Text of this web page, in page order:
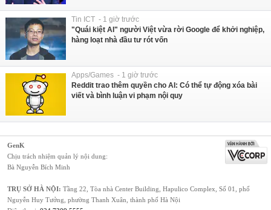
Tin ICT - 1 giờ trước
"Quái kiệt AI" người Việt vừa rời Google để khởi nghiệp,
hàng loạt nhà đầu tư rót vốn
Apps/Games - 1 giờ trước
Reddit trao thêm quyền cho AI: Có thể tự động xóa bài
viết và bình luận vi phạm nội quy
GenK
Chịu trách nhiệm quản lý nội dung:
Bà Nguyễn Bích Minh
TRỤ SỞ HÀ NỘI: Tầng 22, Tòa nhà Center Building, Hapulico Complex, Số 01, phố
Nguyễn Huy Tưởng, phường Thanh Xuân, thành phố Hà Nội